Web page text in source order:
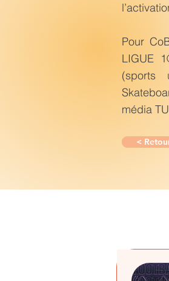
Pour
LIGUE
(sports
média
<